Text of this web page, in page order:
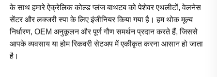
के साथ हमारे ऐक्रेलिक कोल्ड प्लंज बाथटब को पेशेवर एथलीटों, वेलनेस
सेंटर और लक्जरी स्पा के लिए इंजीनियर किया गया है। हम थोक मूल्य
निर्धारण, OEM अनुकूलन और पूर्ण गौण समर्थन प्रदान करते हैं, जिससे
आपके व्यवसाय या होम रिकवरी सेटअप में एकीकृत करना आसान हो जाता
है।